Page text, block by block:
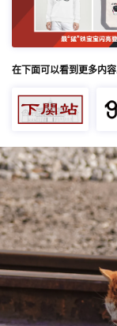
在下面可以看到更多内